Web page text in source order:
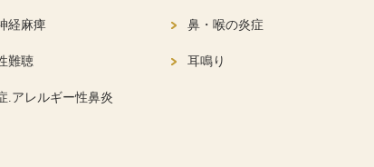
経麻痺 鼻・喉の炎症
難聴 耳鳴り
.アレルギー性鼻炎